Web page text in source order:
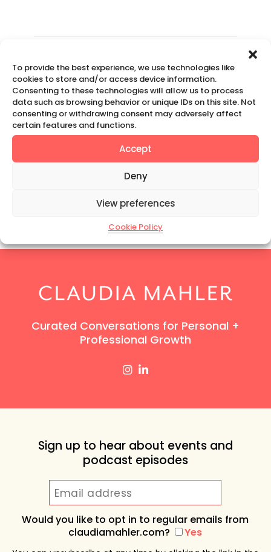
To provide the best experience, we use technologies like
cookies to store and/or access device information.
Consenting to these technologies will allow us to process
data such as browsing behavior or unique IDs on this site. Not
consenting or withdrawing consent may adversely affect
certain features and functions.
Accept
Deny
View preferences
Cookie Policy
« Feven & Helena
YohannesPrev
Monica HottenrottNext
»
Curated Conversations for Personal +
Professional Growth
Sign up to hear about events and
podcast episodes
Would you like to opt in to regular emails from
claudiamahler.com?
Yes